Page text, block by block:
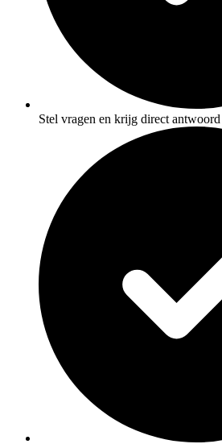
Stel vragen en krijg direct antwoord